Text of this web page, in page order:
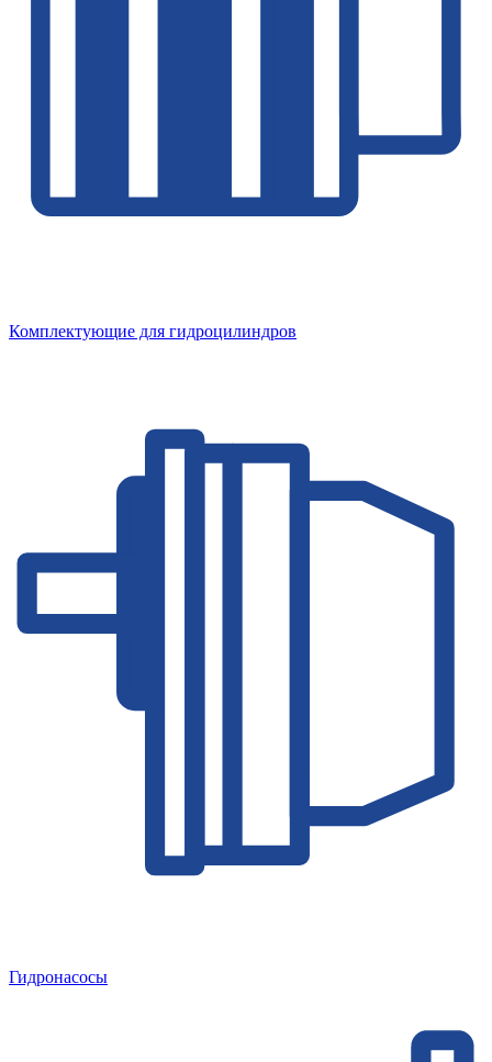
Комплектующие для гидроцилиндров
Гидронасосы